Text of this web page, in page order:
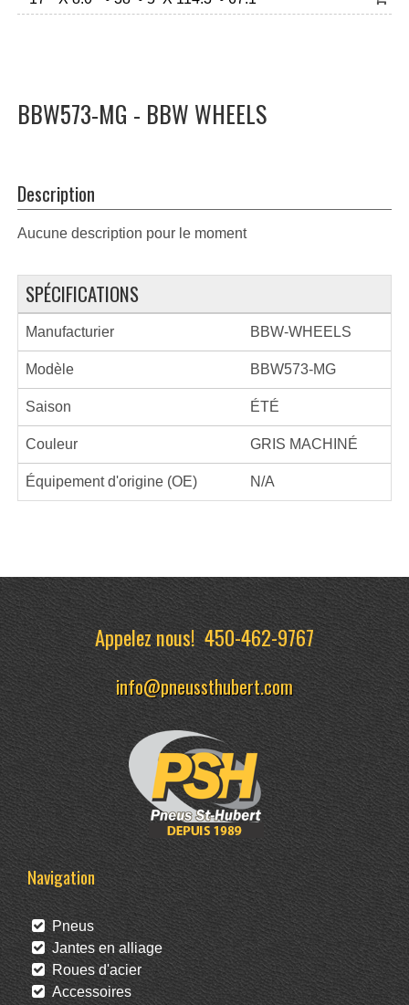
BBW573-MG - BBW WHEELS
Description
Aucune description pour le moment
SPÉCIFICATIONS
Manufacturier BBW-WHEELS
Modèle BBW573-MG
Saison ÉTÉ
Couleur GRIS MACHINÉ
Équipement d'origine (OE) N/A
Appelez nous!450-462-9767
info@pneussthubert.com
Navigation
Pneus
Jantes en alliage
Roues d'acier
Accessoires